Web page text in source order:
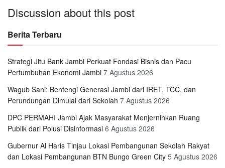
Discussion about this post
Berita Terbaru
Strategi Jitu Bank Jambi Perkuat Fondasi Bisnis dan Pacu
Pertumbuhan Ekonomi Jambi 7 Agustus 2026
Wagub Sani: Bentengi Generasi Jambi dari IRET, TCC, dan
Perundungan Dimulai dari Sekolah 7 Agustus 2026
DPC PERMAHI Jambi Ajak Masyarakat Menjernihkan Ruang
Publik dari Polusi Disinformasi 6 Agustus 2026
Gubernur Al Haris Tinjau Lokasi Pembangunan Sekolah Rakyat
dan Lokasi Pembangunan BTN Bungo Green City 5 Agustus 2026